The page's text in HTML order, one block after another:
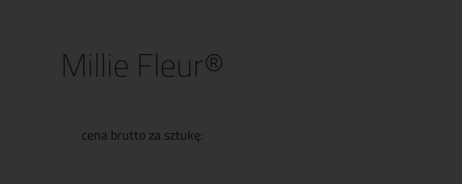
Millie Fleur®
cena brutto za sztukę: